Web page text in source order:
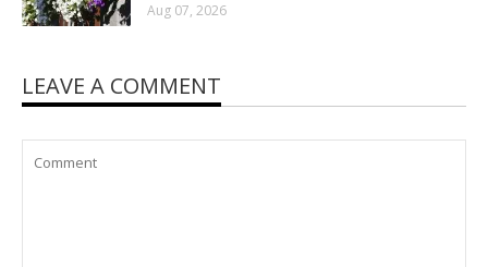
Aug 07, 2026
LEAVE A COMMENT